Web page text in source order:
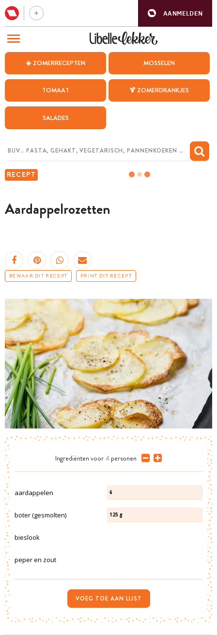
AANMELDEN
☀️ ZOMERRECEPTEN MOSSELEN
TOMAAT 🍹 ZOMERDRANKJES
SALADES
RECEPT
Aardappelrozetten
BEWAAR DIT RECEPT PRINT DIT RECEPT
Ingrediënten voor 4 personen
aardappelen 6
boter (gesmolten) 125 g
bieslook
peper en zout
VOEG TOE AAN LIJST
BEZOEK ONZE ANDERE WEBSITES
WEEKMENU
CHAT MET MAIA
MIJN BEWAARDE RECEPTEN